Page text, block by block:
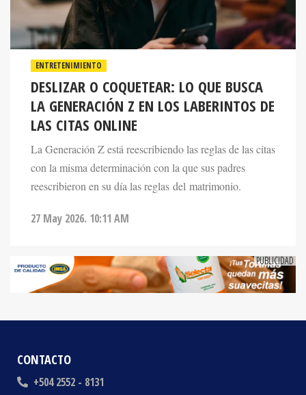
ENTRETENIMIENTO
DESLIZAR O COQUETEAR: LO QUE BUSCA
LA GENERACIÓN Z EN LOS LABERINTOS DE
LAS CITAS ONLINE
La Generación Z está reescribiendo las reglas de las citas
con la misma determinación con la que sus padres
reescribieron en su día las reglas del matrimonio.
CONTACTO
+504 2552 - 8131